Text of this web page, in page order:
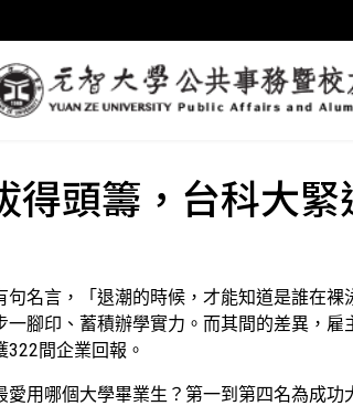
得頭籌，台科大
句名言，「退潮的時候，才能知道是誰在
一腳印、蓄積辦學實力。而其間的差異，
322間企業回報。
愛用哪個大學畢業生？第一到第四名為成